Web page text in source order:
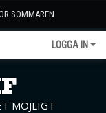
SOMMAREN
LOGGA IN
MÖJLIGT